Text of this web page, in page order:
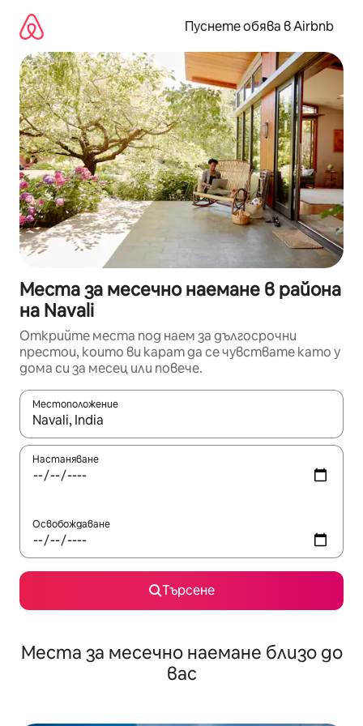
съдържанието
Пуснете обява в Airbnb
Места за месечно наемане в района
на Navali
Открийте места под наем за дългосрочни
престои, които ви карат да се чувствате като у
дома си за месец или повече.
Местоположение
Когато резултатите се покажат, използвайте
Настаняване
Освобождаване
Търсене
Места за месечно наемане близо до
вас